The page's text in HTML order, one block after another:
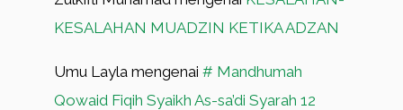
KESALAHAN MUADZIN KETIKA ADZAN
Umu Layla mengenai # Mandhumah
Qowaid Fiqih Syaikh As-sa’di Syarah 12